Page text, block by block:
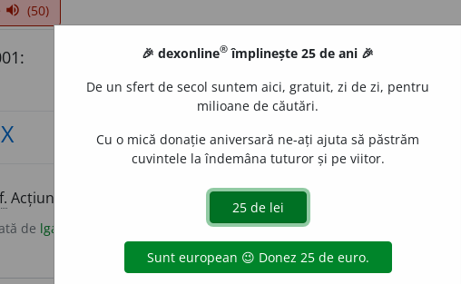
volume_up (50)
Acțiunea de
de lgall
🎉 dexonline® împlinește 25 de ani 🎉
De un sfert de secol suntem aici, gratuit, zi de zi, pentru
milioane de căutări.
Cu o mică donație aniversară ne-ați ajuta să păstrăm
cuvintele la îndemâna tuturor și pe viitor.